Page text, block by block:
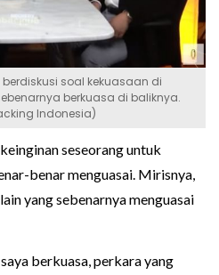
soal kekuasaan di
berkuasa di baliknya.
Indonesia)
seseorang untuk
benar menguasai. Mirisnya,
yang sebenarnya menguasai
berkuasa, perkara yang